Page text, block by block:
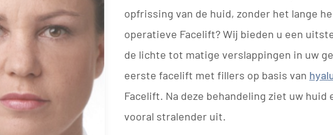
opfrissing van de huid, zonder het lange
operatieve Facelift? Wij bieden u een
de lichte tot matige verslappingen in uw
eerste facelift met fillers op basis van
Facelift. Na deze behandeling ziet uw huid
vooral stralender uit.